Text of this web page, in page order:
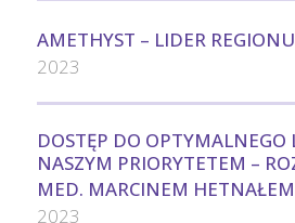
AMETHYST – LIDER REGIONU
2023
DOSTĘP DO OPTYMALNEGO
NASZYM PRIORYTETEM –
MED. MARCINEM HETNAŁEM
2023